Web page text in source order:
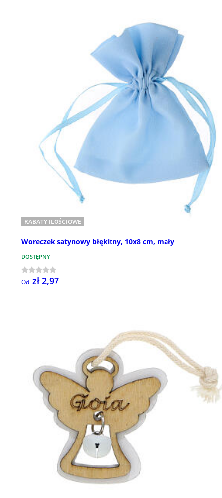
RABATY ILOŚCIOWE
Woreczek satynowy błękitny, 10x8 cm, mały
DOSTĘPNY
Od zł 2,97